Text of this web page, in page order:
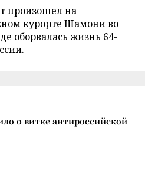
произошел на
курорте Шамони во
оборвалась жизнь 64-
о витке антироссийской